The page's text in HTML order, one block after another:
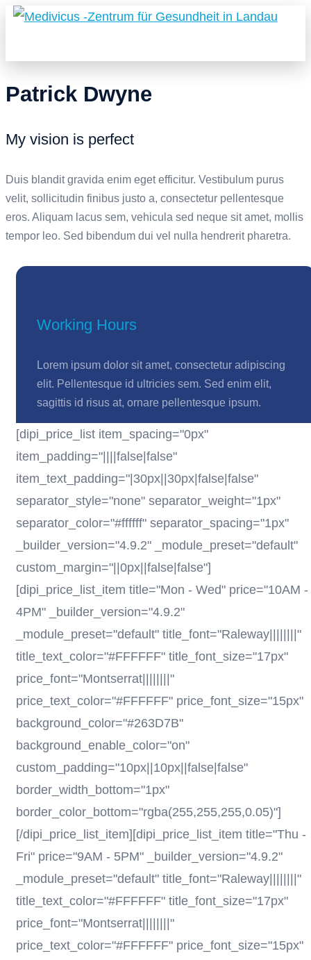
Patrick Dwyne
My vision is perfect
Duis blandit gravida enim eget efficitur. Vestibulum purus
velit, sollicitudin finibus justo a, consectetur pellentesque
eros. Aliquam lacus sem, vehicula sed neque sit amet, mollis
tempor leo. Sed bibendum dui vel nulla hendrerit pharetra.
Working Hours
Lorem ipsum dolor sit amet, consectetur adipiscing
elit. Pellentesque id ultricies sem. Sed enim elit,
sagittis id risus at, ornare pellentesque ipsum.
[dipi_price_list item_spacing="0px"
item_padding="||||false|false"
item_text_padding="|30px||30px|false|false"
separator_style="none" separator_weight="1px"
separator_color="#ffffff" separator_spacing="1px"
_builder_version="4.9.2" _module_preset="default"
custom_margin="||0px||false|false"]
[dipi_price_list_item title="Mon - Wed" price="10AM -
4PM" _builder_version="4.9.2"
_module_preset="default" title_font="Raleway||||||||"
title_text_color="#FFFFFF" title_font_size="17px"
price_font="Montserrat||||||||"
price_text_color="#FFFFFF" price_font_size="15px"
background_color="#263D7B"
background_enable_color="on"
custom_padding="10px||10px||false|false"
border_width_bottom="1px"
border_color_bottom="rgba(255,255,255,0.05)"]
[/dipi_price_list_item][dipi_price_list_item title="Thu -
Fri" price="9AM - 5PM" _builder_version="4.9.2"
_module_preset="default" title_font="Raleway||||||||"
title_text_color="#FFFFFF" title_font_size="17px"
price_font="Montserrat||||||||"
price_text_color="#FFFFFF" price_font_size="15px"